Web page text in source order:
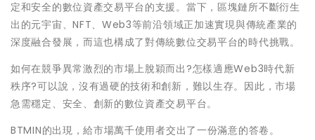
定和安全的數位資產交易平台的支援。當下，區塊鏈所不斷衍生
出的元宇宙、NFT、Web3等前沿領域正加速實現與傳統產業的
深度融合發展，而這也構成了對傳統數位交易平台的時代挑戰。
如何在競爭異常激烈的市場上脫穎而出?怎樣適應Web3時代新
秩序?可以說，沒有過硬的技術和創新，難以生存。因此，市場
急需穩定、安全、創新的數位資產交易平台。
BTMIN的出現，給市場萬千使用者交出了一份滿意的答卷。